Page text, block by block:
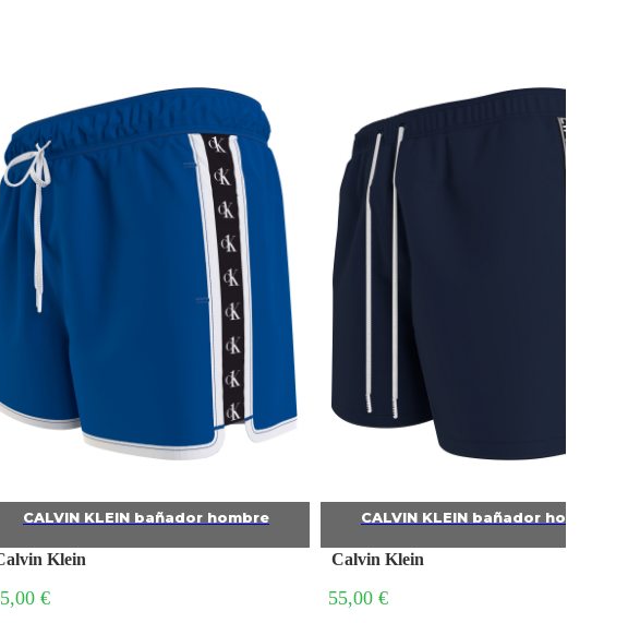
CALVIN KLEIN bañador hombre
Calvin Klein
55,00 €
CALVIN KLEIN bañador hombre
Calvin Klein
55,00 €